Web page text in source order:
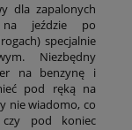
dla zapalonych
na jeździe po
specjalnie
Niezbędny
na benzynę i
pod ręką na
nie wiadomo, co
pod koniec